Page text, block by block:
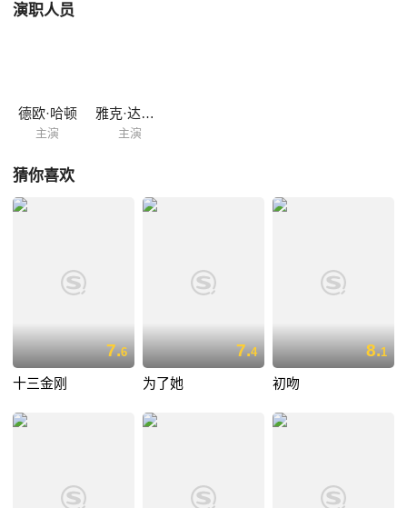
演职人员
德欧·哈顿
主演
雅克·达克米纳
主演
猜你喜欢
7.6
十三金刚
7.4
为了她
8.1
初吻